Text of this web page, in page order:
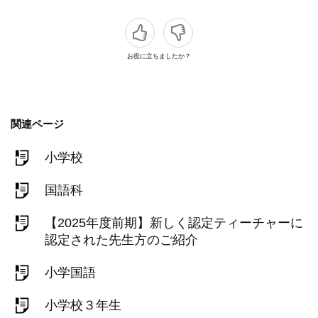
お役に立ちましたか？
関連ページ
小学校
国語科
【2025年度前期】新しく認定ティーチャーに
認定された先生方のご紹介
小学国語
小学校３年生